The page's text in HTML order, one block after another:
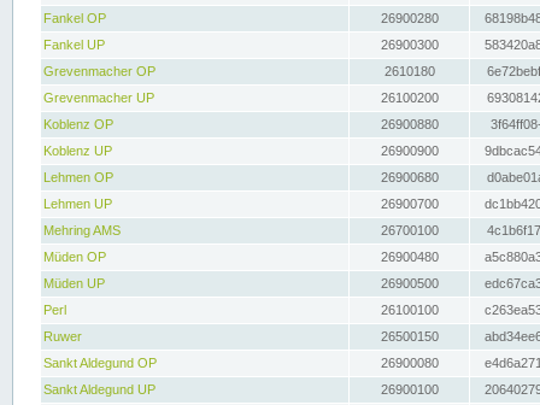
Fankel OP
26900280
Fankel UP
26900300
Grevenmacher OP
2610180
Grevenmacher UP
26100200
Koblenz OP
26900880
Koblenz UP
26900900
Lehmen OP
26900680
Lehmen UP
26900700
Mehring AMS
26700100
Müden OP
26900480
Müden UP
26900500
Perl
26100100
Ruwer
26500150
Sankt Aldegund OP
26900080
Sankt Aldegund UP
26900100